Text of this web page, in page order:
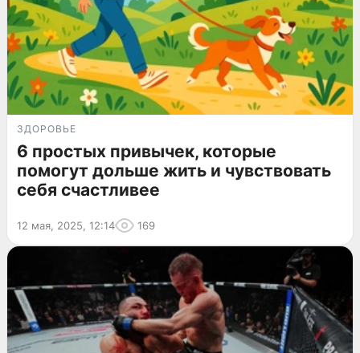
ЗДОРОВЬЕ
6 простых привычек, которые
помогут дольше жить и чувствовать
себя счастливее
12 мая, 2025, 12:14 169